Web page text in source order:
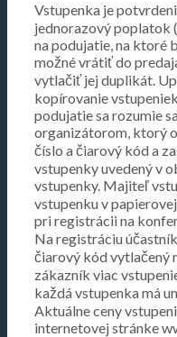
Vstupenka je
jednorazový poplatok
na podujatie, na ktoré
možné vrátiť do
vytlačiť jej duplikát.
kopírovanie
podujatie sa rozumie
organizátorom, ktorý
číslo a čiarový kód a
vstupenky uvedený v
vstupenky. Majiteľ
vstupenku v
pri registrácii na
Na registráciu
čiarový kód vytlačený
zákazník viac
každá vstupenka má
Aktuálne ceny
internetovej stránke